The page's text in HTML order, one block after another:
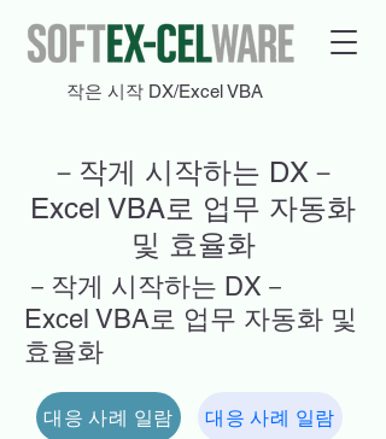
작은 시작 DX/Excel VBA
－작게 시작하는 DX－
Excel VBA로 업무 자동화
및 효율화
－작게 시작하는 DX－
Excel VBA로 업무 자동화 및
효율화
대응 사례 일람 대응 사례 일람